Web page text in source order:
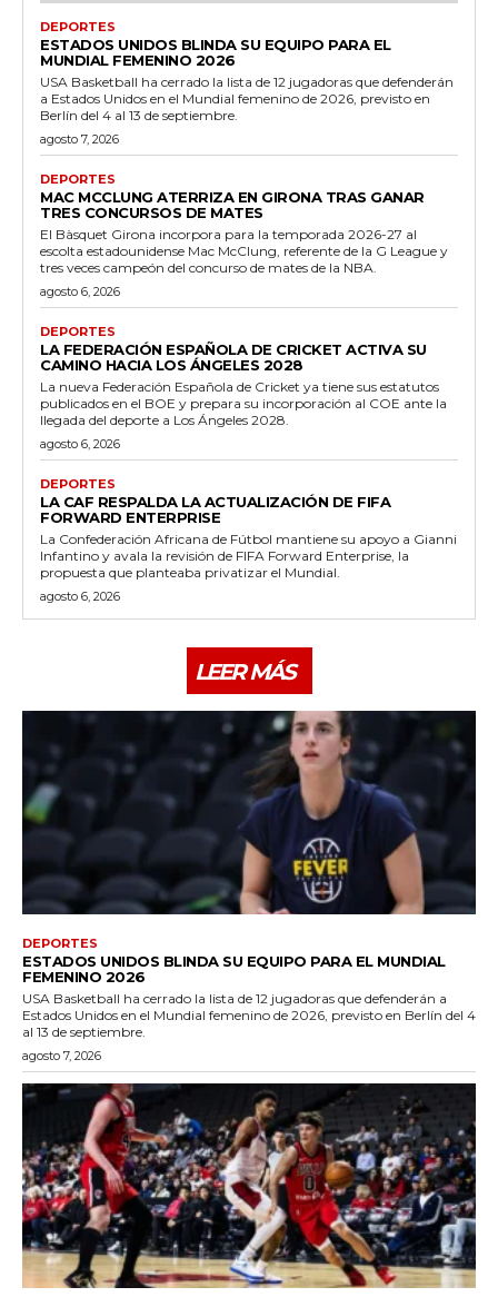
DEPORTES
ESTADOS UNIDOS BLINDA SU EQUIPO PARA EL
MUNDIAL FEMENINO 2026
USA Basketball ha cerrado la lista de 12 jugadoras que defenderán
a Estados Unidos en el Mundial femenino de 2026, previsto en
Berlín del 4 al 13 de septiembre.
agosto 7, 2026
DEPORTES
MAC MCCLUNG ATERRIZA EN GIRONA TRAS GANAR
TRES CONCURSOS DE MATES
El Bàsquet Girona incorpora para la temporada 2026-27 al
escolta estadounidense Mac McClung, referente de la G League y
tres veces campeón del concurso de mates de la NBA.
agosto 6, 2026
DEPORTES
LA FEDERACIÓN ESPAÑOLA DE CRICKET ACTIVA SU
CAMINO HACIA LOS ÁNGELES 2028
La nueva Federación Española de Cricket ya tiene sus estatutos
publicados en el BOE y prepara su incorporación al COE ante la
llegada del deporte a Los Ángeles 2028.
agosto 6, 2026
DEPORTES
LA CAF RESPALDA LA ACTUALIZACIÓN DE FIFA
FORWARD ENTERPRISE
La Confederación Africana de Fútbol mantiene su apoyo a Gianni
Infantino y avala la revisión de FIFA Forward Enterprise, la
propuesta que planteaba privatizar el Mundial.
agosto 6, 2026
LEER MÁS
DEPORTES
ESTADOS UNIDOS BLINDA SU EQUIPO PARA EL MUNDIAL
FEMENINO 2026
USA Basketball ha cerrado la lista de 12 jugadoras que defenderán a
Estados Unidos en el Mundial femenino de 2026, previsto en Berlín del 4
al 13 de septiembre.
agosto 7, 2026